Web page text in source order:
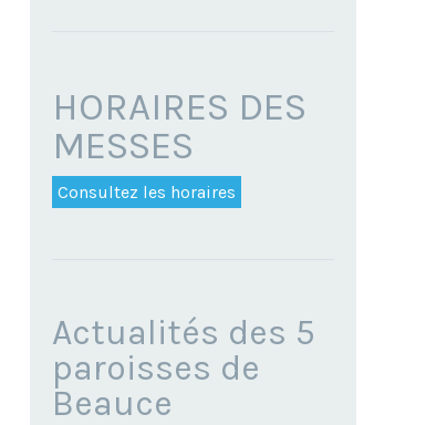
HORAIRES DES
MESSES
Consultez les horaires
NAVIGATION
Actualités des 5
paroisses de
Beauce